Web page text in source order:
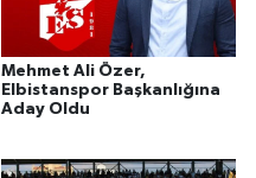
Mehmet Ali Özer,
Elbistanspor Başkanlığına
Aday Oldu